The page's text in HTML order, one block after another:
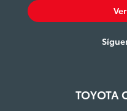
TOYOTA